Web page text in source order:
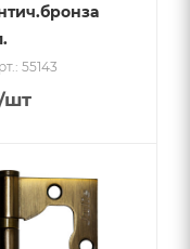
55143
шт